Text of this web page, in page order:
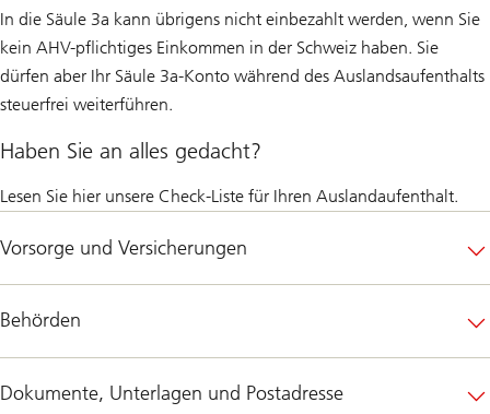
In die Säule 3a kann übrigens nicht einbezahlt werden, wenn Sie
kein AHV-pflichtiges Einkommen in der Schweiz haben. Sie
dürfen aber Ihr Säule 3a-Konto während des Auslandsaufenthalts
steuerfrei weiterführen.
Haben Sie an alles gedacht?
Lesen Sie hier unsere Check-Liste für Ihren Auslandaufenthalt.
Vorsorge und Versicherungen
Behörden
Dokumente, Unterlagen und Postadresse